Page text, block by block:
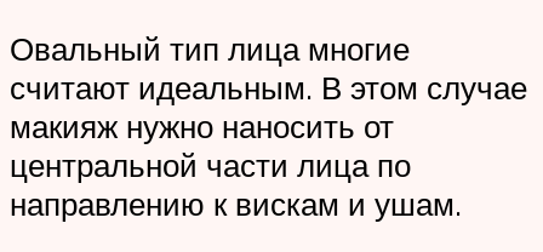
Овальный тип лица многие
считают идеальным. В этом случае
макияж нужно наносить от
центральной части лица по
направлению к вискам и ушам.